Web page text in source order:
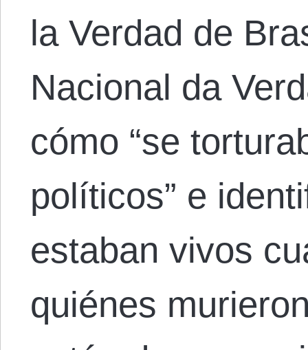
la Verdad de
Nacional da
cómo “se
políticos” e
estaban vivos
quiénes